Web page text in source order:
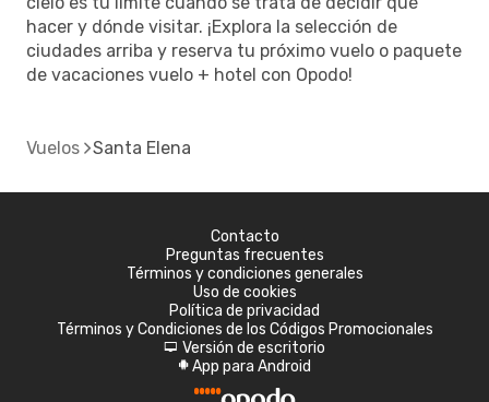
hacer y dónde visitar. ¡Explora la selección de
ciudades arriba y reserva tu próximo vuelo o paquete
de vacaciones vuelo + hotel con Opodo!
Vuelos Santa Elena
Contacto
Preguntas frecuentes
Términos y condiciones generales
Uso de cookies
Política de privacidad
Términos y Condiciones de los Códigos Promocionales
d Versión de escritorio
A App para Android